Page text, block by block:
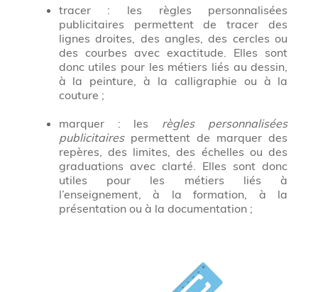
tracer : les règles personnalisées
publicitaires permettent de tracer des
lignes droites, des angles, des cercles ou
des courbes avec exactitude. Elles sont
donc utiles pour les métiers liés au dessin,
à la peinture, à la calligraphie ou à la
couture ;
marquer : les règles personnalisées
publicitairespermettent de marquer des
repères, des limites, des échelles ou des
graduations avec clarté. Elles sont donc
utiles pour les métiers liés à
l’enseignement, à la formation, à la
présentation ou à la documentation ;